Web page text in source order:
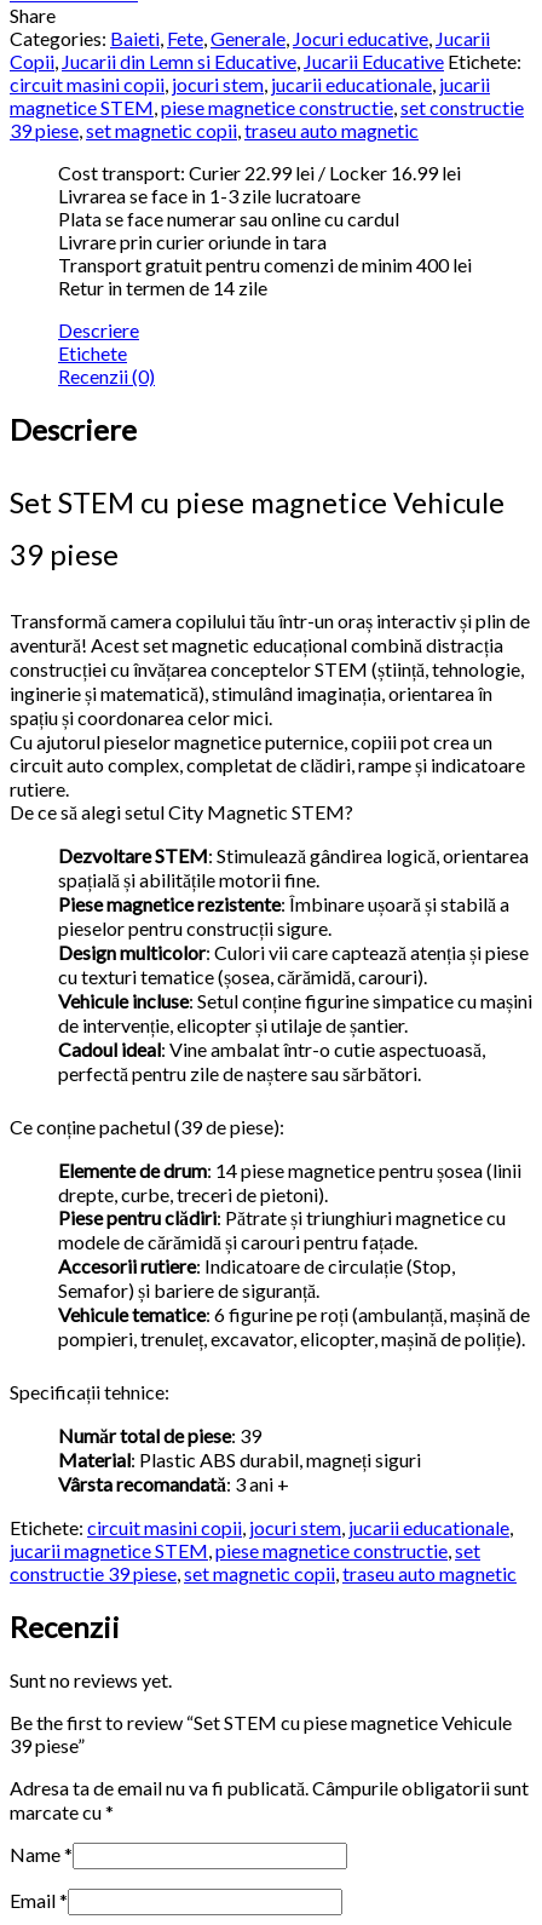
Share
Categories: Baieti, Fete,Generale, Jocuri educative, Jucarii
Copii, Jucarii din Lemn si Educative, Jucarii Educative Etichete:
circuit masini copii, jocuri stem, jucarii educationale, jucarii
magnetice STEM,piese magnetice constructie,set constructie
39 piese,set magnetic copii,traseu auto magnetic
Cost transport: Curier 22.99 lei / Locker 16.99 lei
Livrarea se face in 1-3 zile lucratoare
Plata se face numerar sau online cu cardul
Livrare prin curier oriunde in tara
Transport gratuit pentru comenzi de minim 400 lei
Retur in termen de 14 zile
Descriere
Etichete
Recenzii (0)
Descriere
Set STEM cu piese magnetice Vehicule
39 piese
Transformă camera copilului tău într-un oraș interactiv și plin de
aventură! Acest set magnetic educațional combină distracția
construcției cu învățarea conceptelor STEM (știință, tehnologie,
inginerie și matematică), stimulând imaginația, orientarea în
spațiu și coordonarea celor mici.
Cu ajutorul pieselor magnetice puternice, copiii pot crea un
circuit auto complex, completat de clădiri, rampe și indicatoare
rutiere.
De ce să alegi setul City Magnetic STEM?
Dezvoltare STEM: Stimulează gândirea logică, orientarea
spațială și abilitățile motorii fine.
Piese magnetice rezistente: Îmbinare ușoară și stabilă a
pieselor pentru construcții sigure.
Design multicolor: Culori vii care captează atenția și piese
cu texturi tematice (șosea, cărămidă, carouri).
Vehicule incluse: Setul conține figurine simpatice cu mașini
de intervenție, elicopter și utilaje de șantier.
Cadoul ideal: Vine ambalat într-o cutie aspectuoasă,
perfectă pentru zile de naștere sau sărbători.
Ce conține pachetul (39 de piese):
Elemente de drum: 14 piese magnetice pentru șosea (linii
drepte, curbe, treceri de pietoni).
Piese pentru clădiri: Pătrate și triunghiuri magnetice cu
modele de cărămidă și carouri pentru fațade.
Accesorii rutiere: Indicatoare de circulație (Stop,
Semafor) și bariere de siguranță.
Vehicule tematice: 6 figurine pe roți (ambulanță, mașină de
pompieri, trenuleț, excavator, elicopter, mașină de poliție).
Specificații tehnice:
Număr total de piese: 39
Material: Plastic ABS durabil, magneți siguri
Vârsta recomandată: 3 ani +
Etichete: circuit masini copii, jocuri stem, jucarii educationale,
jucarii magnetice STEM,piese magnetice constructie,set
constructie 39 piese,set magnetic copii,traseu auto magnetic
Recenzii
Sunt no reviews yet.
Be the first to review “Set STEM cu piese magnetice Vehicule
39 piese”
Adresa ta de email nu va fi publicată.Câmpurile obligatorii sunt
marcate cu*
Name*
Email*